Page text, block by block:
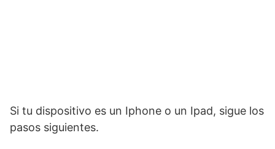
Si tu dispositivo es un Iphone o un Ipad, sigue los
pasos siguientes.